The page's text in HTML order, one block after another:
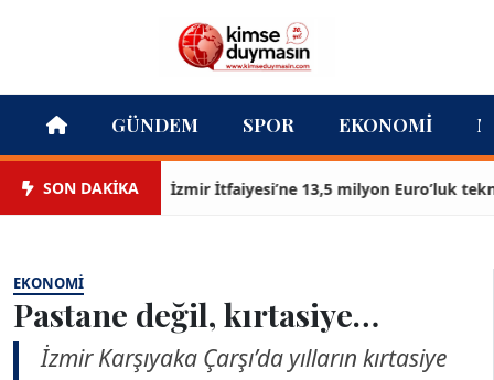
GÜNDEM SPOR EKONOMI
SON DAKİKAİzmir İtfaiyesi’ne 13,5 milyon Euro’luk teknoloji
EKONOMI
Pastane değil, kırtasiye…
İzmir Karşıyaka Çarşı’da yılların kırtasiye